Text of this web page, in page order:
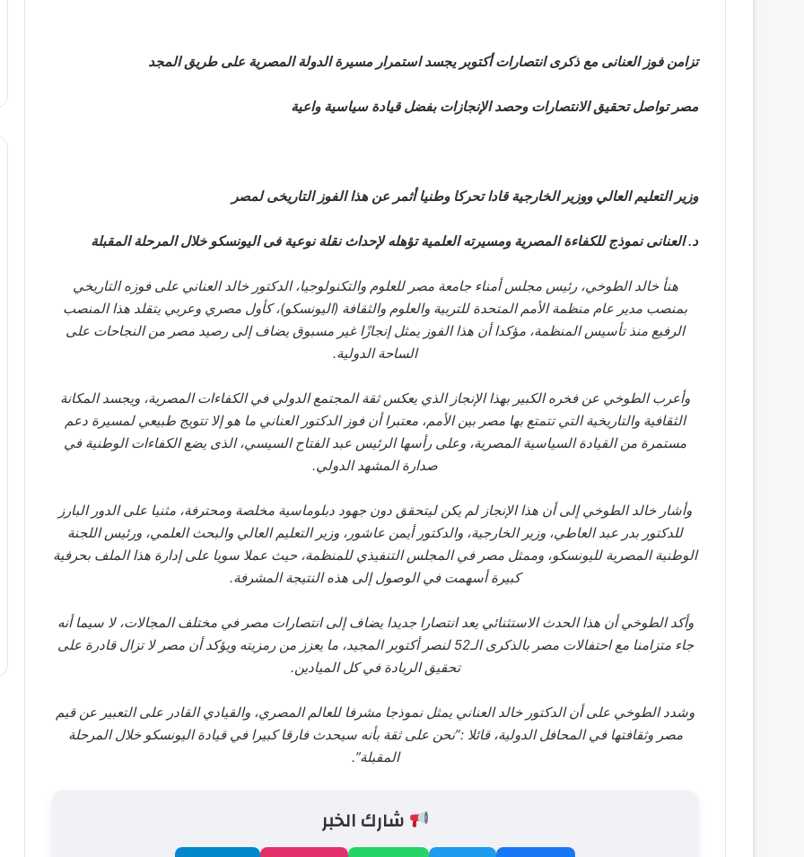
تزامن فوز العنانى مع ذكرى انتصارات أكتوبر يجسد استمرار مسيرة الدولة المصرية على طريق المجد
مصر تواصل تحقيق الانتصارات وحصد الإنجازات بفضل قيادة سياسية واعية
وزير التعليم العالي ووزير الخارجية قادا تحركا وطنيا أثمر عن هذا الفوز التاريخى لمصر
د. العنانى نموذج للكفاءة المصرية ومسيرته العلمية تؤهله لإحداث نقلة نوعية فى اليونسكو خلال المرحلة المقبلة
هنأ خالد الطوخي، رئيس مجلس أمناء جامعة مصر للعلوم والتكنولوجيا، الدكتور خالد العناني على فوزه التاريخي
بمنصب مدير عام منظمة الأمم المتحدة للتربية والعلوم والثقافة (اليونسكو)، كأول مصري وعربي يتقلد هذا المنصب
الرفيع منذ تأسيس المنظمة، مؤكدا أن هذا الفوز يمثل إنجازًا غير مسبوق يضاف إلى رصيد مصر من النجاحات على
الساحة الدولية.
وأعرب الطوخي عن فخره الكبير بهذا الإنجاز الذي يعكس ثقة المجتمع الدولي في الكفاءات المصرية، ويجسد المكانة
الثقافية والتاريخية التي تتمتع بها مصر بين الأمم، معتبرا أن فوز الدكتور العناني ما هو إلا تتويج طبيعي لمسيرة دعم
مستمرة من القيادة السياسية المصرية، وعلى رأسها الرئيس عبد الفتاح السيسي، الذى يضع الكفاءات الوطنية في
صدارة المشهد الدولي.
وأشار خالد الطوخي إلى أن هذا الإنجاز لم يكن ليتحقق دون جهود دبلوماسية مخلصة ومحترفة، مثنيا على الدور البارز
للدكتور بدر عبد العاطي، وزير الخارجية، والدكتور أيمن عاشور، وزير التعليم العالي والبحث العلمي، ورئيس اللجنة
الوطنية المصرية لليونسكو، وممثل مصر في المجلس التنفيذي للمنظمة، حيث عملا سويا على إدارة هذا الملف بحرفية
كبيرة أسهمت في الوصول إلى هذه النتيجة المشرفة.
وأكد الطوخي أن هذا الحدث الاستثنائي يعد انتصارا جديدا يضاف إلى انتصارات مصر في مختلف المجالات، لا سيما أنه
جاء متزامنا مع احتفالات مصر بالذكرى الـ52 لنصر أكتوبر المجيد، ما يعزز من رمزيته ويؤكد أن مصر لا تزال قادرة على
تحقيق الريادة في كل الميادين.
وشدد الطوخي على أن الدكتور خالد العناني يمثل نموذجا مشرفا للعالم المصري، والقيادي القادر على التعبير عن قيم
مصر وثقافتها في المحافل الدولية، قائلا :”نحن على ثقة بأنه سيحدث فارقا كبيرا في قيادة اليونسكو خلال المرحلة
المقبلة”.
شارك الخبر